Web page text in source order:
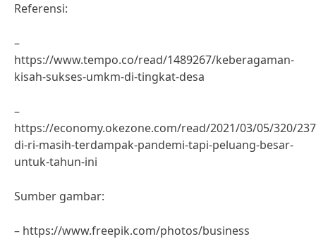
Referensi:
–
https://www.tempo.co/read/1489267/keberagaman-
kisah-sukses-umkm-di-tingkat-desa
–
https://economy.okezone.com/read/2021/03/05/320/
di-ri-masih-terdampak-pandemi-tapi-peluang-besar-
untuk-tahun-ini
Sumber gambar:
– https://www.freepik.com/photos/business